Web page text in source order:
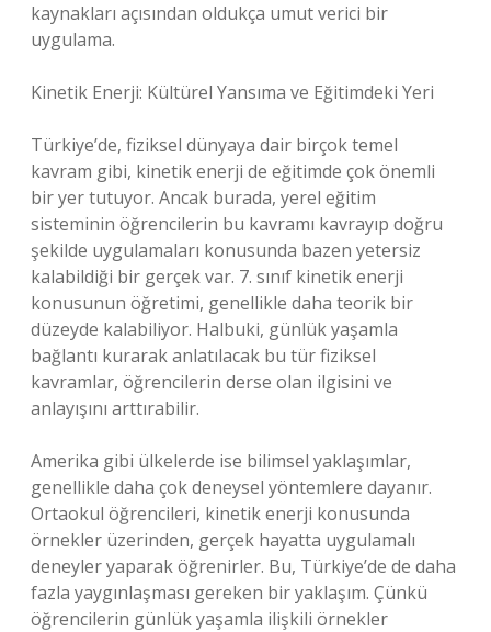
kaynakları açısından oldukça umut verici bir
uygulama.
Kinetik Enerji: Kültürel Yansıma ve Eğitimdeki Yeri
Türkiye’de, fiziksel dünyaya dair birçok temel
kavram gibi, kinetik enerji de eğitimde çok önemli
bir yer tutuyor. Ancak burada, yerel eğitim
sisteminin öğrencilerin bu kavramı kavrayıp doğru
şekilde uygulamaları konusunda bazen yetersiz
kalabildiği bir gerçek var. 7. sınıf kinetik enerji
konusunun öğretimi, genellikle daha teorik bir
düzeyde kalabiliyor. Halbuki, günlük yaşamla
bağlantı kurarak anlatılacak bu tür fiziksel
kavramlar, öğrencilerin derse olan ilgisini ve
anlayışını arttırabilir.
Amerika gibi ülkelerde ise bilimsel yaklaşımlar,
genellikle daha çok deneysel yöntemlere dayanır.
Ortaokul öğrencileri, kinetik enerji konusunda
örnekler üzerinden, gerçek hayatta uygulamalı
deneyler yaparak öğrenirler. Bu, Türkiye’de de daha
fazla yaygınlaşması gereken bir yaklaşım. Çünkü
öğrencilerin günlük yaşamla ilişkili örnekler